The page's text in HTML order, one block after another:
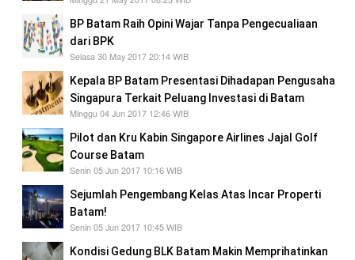
BP Batam Raih Opini Wajar Tanpa Pengecualiaan
dari BPK
Selasa 30 May 2017 20:14 WIB
Kepala BP Batam Presentasi Dihadapan Pengusaha
Singapura Terkait Peluang Investasi di Batam
Minggu 04 Jun 2017 12:46 WIB
Pilot dan Kru Kabin Singapore Airlines Jajal Golf
Course Batam
Senin 05 Jun 2017 10:16 WIB
Sejumlah Pengembang Kelas Atas Incar Properti
Batam!
Senin 05 Jun 2017 10:45 WIB
Kondisi Gedung BLK Batam Makin Memprihatinkan